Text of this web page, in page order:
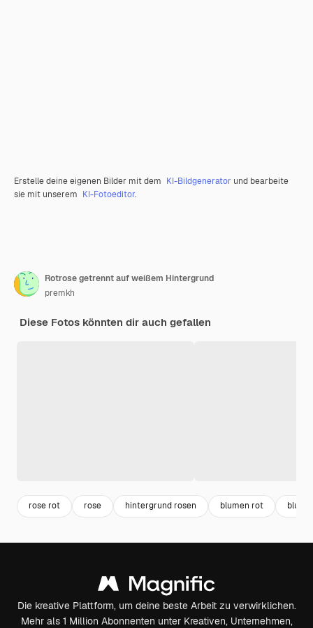
Erstelle deine eigenen Bilder mit dem KI-Bildgenerator und bearbeite
sie mit unserem KI-Fotoeditor.
Rotrose getrennt auf weißem Hintergrund
premkh
Diese Fotos könnten dir auch gefallen
rose rot rose hintergrund rosen blumen rot
Die kreative Plattform, um deine beste Arbeit zu verwirklichen.
Mehr als 1 Million Abonnenten unter Kreativen, Unternehmen,